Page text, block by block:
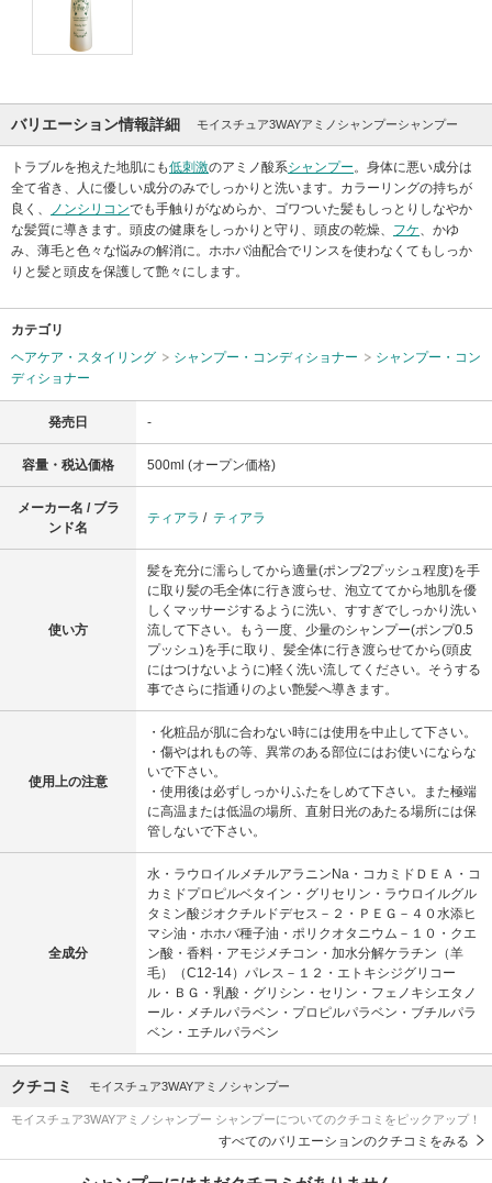
バリエーション情報詳細 モイスチュア3WAYアミノシャンプーシャンプー
トラブルを抱えた地肌にも低刺激のアミノ酸系シャンプー。身体に悪い成分は
全て省き、人に優しい成分のみでしっかりと洗います。カラーリングの持ちが
良く、
ノンシリコンでも手触りがなめらか、ゴワついた髪もしっとりしなやか
な髪質に導きます。頭皮の健康をしっかりと守り、頭皮の乾燥、 フケ、かゆ
み、薄毛と色々な悩みの解消に。ホホバ油配合でリンスを使わなくてもしっか
りと髪と頭皮を保護して艶々にします。
カテゴリ
ヘアケア・スタイリング
シャンプー・コンディショナー
シャンプー・コン
ディショナー
発売日 -
容量・税込価格 500ml (オープン価格)
メーカー名 / ブラ
ンド名
ティアラ / ティアラ
使い方
髪を充分に濡らしてから適量(ポンプ2プッシュ程度)を手
に取り髪の毛全体に行き渡らせ、泡立ててから地肌を優
しくマッサージするように洗い、すすぎでしっかり洗い
流して下さい。もう一度、少量のシャンプー(ポンプ0.5
プッシュ)を手に取り、髪全体に行き渡らせてから(頭皮
にはつけないように)軽く洗い流してください。そうする
事でさらに指通りのよい艶髪へ導きます。
使用上の注意
・化粧品が肌に合わない時には使用を中止して下さい。
・傷やはれもの等、異常のある部位にはお使いにならな
いで下さい。
・使用後は必ずしっかりふたをしめて下さい。また極端
に高温または低温の場所、直射日光のあたる場所には保
管しないで下さい。
全成分
水・ラウロイルメチルアラニンNa・コカミドＤＥＡ・コ
カミドプロピルベタイン・グリセリン・ラウロイルグル
タミン酸ジオクチルドデセス－２・ＰＥＧ－４０水添ヒ
マシ油・ホホバ種子油・ポリクオタニウム－１０・クエ
ン酸・香料・アモジメチコン・加水分解ケラチン（羊
毛）（C12-14）パレス－１２・エトキシジグリコー
ル・ＢＧ・乳酸・グリシン・セリン・フェノキシエタノ
ール・メチルパラベン・プロピルパラベン・ブチルパラ
ベン・エチルパラベン
クチコミ モイスチュア3WAYアミノシャンプー
モイスチュア3WAYアミノシャンプー シャンプーについてのクチコミをピックアップ！
すべてのバリエーションのクチコミをみる